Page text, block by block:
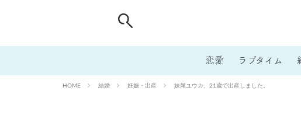
恋愛 ラブタイム
HOME 結婚 妊娠・出産 妹尾ユウカ、21歳で出産しました。